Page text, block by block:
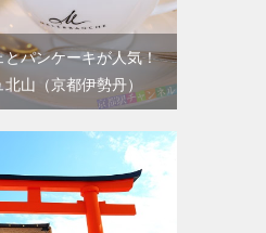
とパンケーキが人気！
山（京都伊勢丹）